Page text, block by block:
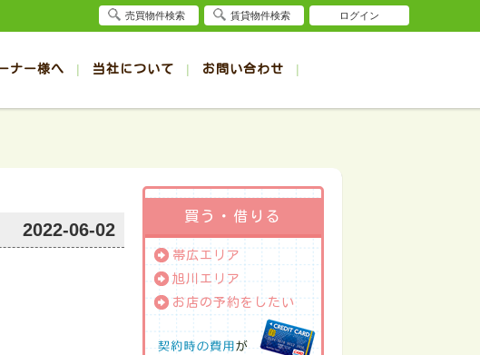
の賃貸一戸建て
帯広の1DK～1LDK賃貸
帯広の2K～2LDK賃貸
帯広の3K～3LDK賃貸
帯広の4K以上賃貸
の賃貸一戸建て
旭川の1DK～1LDK賃貸
旭川の2K～2LDK賃貸
旭川の3K～3LDK賃貸
旭川の4K以上賃貸
ナー様へ 当社について お問い合わせ
2022-06-02
買う・借りる
帯広エリア
旭川エリア
お店の予約をしたい
売買物件検索 賃貸物件検索 ログイン